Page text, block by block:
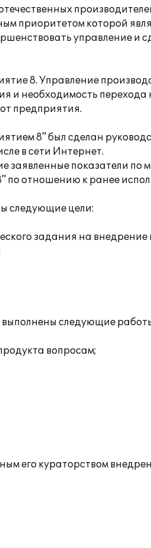
приоритетом которой
управление и
8. Управление
и необходимость
предприятия.
8" был сделан
в сети Интернет.
заявленные показатели по
отношению к ранее
следующие цели:
задания на
следующие
вопросам;
его кураторством